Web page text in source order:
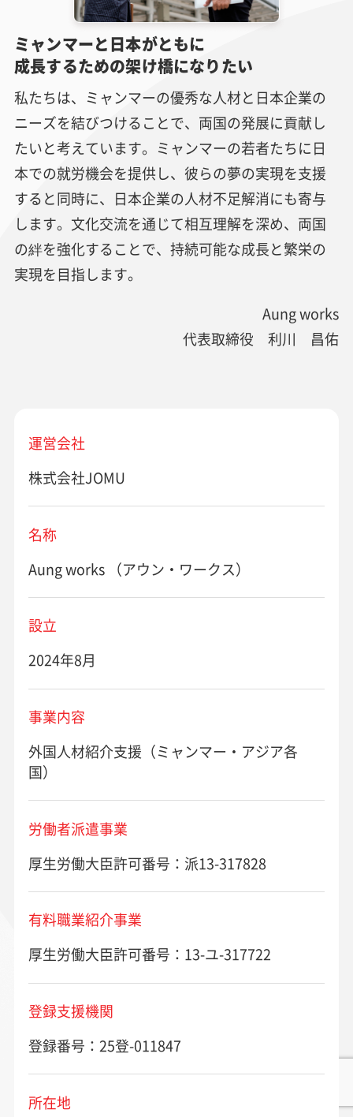
ミャンマーと日本がともに
成長するための架け橋になりたい
私たちは、ミャンマーの優秀な人材と日本企業の
ニーズを結びつけることで、両国の発展に貢献し
たいと考えています。ミャンマーの若者たちに日
本での就労機会を提供し、彼らの夢の実現を支援
すると同時に、日本企業の人材不足解消にも寄与
します。文化交流を通じて相互理解を深め、両国
の絆を強化することで、持続可能な成長と繁栄の
実現を目指します。
Aung works
代表取締役 利川 昌佑
運営会社
株式会社JOMU
名称
Aung works （アウン・ワークス）
設立
2024年8月
事業内容
外国人材紹介支援（ミャンマー・アジア各
国）
労働者派遣事業
厚生労働大臣許可番号：派13-317828
有料職業紹介事業
厚生労働大臣許可番号：13-ユ-317722
登録支援機関
登録番号：25登-011847
所在地